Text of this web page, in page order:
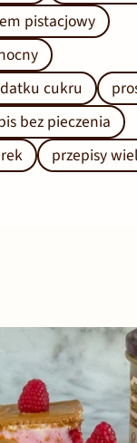
pistacjowy
cukru
bez pieczenia
przepisy